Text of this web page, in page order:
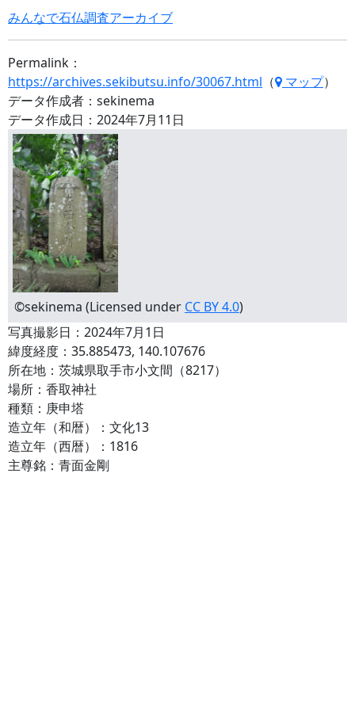
みんなで石仏調査アーカイブ
Permalink：
https://archives.sekibutsu.info/30067.html （ マップ）
データ作成者：sekinema
データ作成日：2024年7月11日
©sekinema (Licensed under CC BY 4.0)
写真撮影日：2024年7月1日
緯度経度：35.885473, 140.107676
所在地：茨城県取手市小文間（8217）
場所：香取神社
種類：庚申塔
造立年（和暦）：文化13
造立年（西暦）：1816
主尊銘：青面金剛